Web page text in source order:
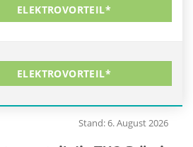
ELEKTROVORTEIL*
ELEKTROVORTEIL*
Stand: 6. August 2026